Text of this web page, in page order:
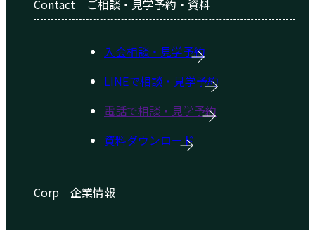
Contact ご相談・見学予約・資料
入会相談・見学予約
LINEで相談・見学予約
電話で相談・見学予約
資料ダウンロード
Corp 企業情報